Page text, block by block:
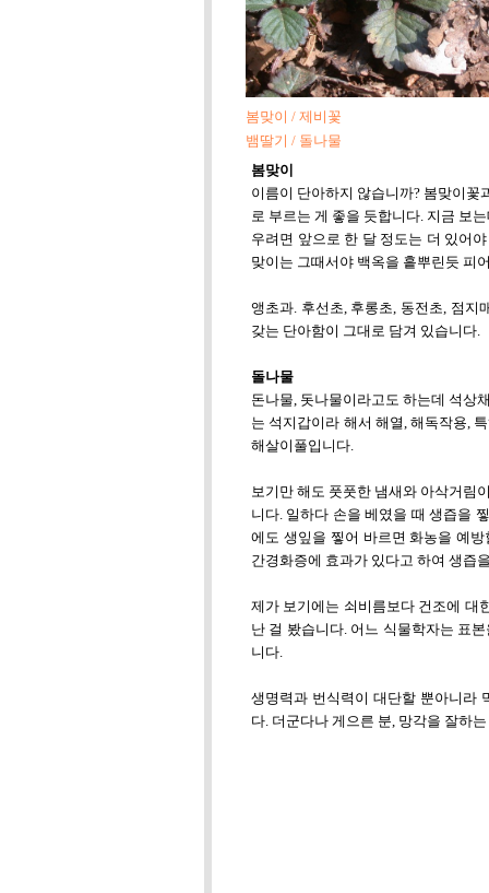
봄맞이 / 제비꽃
뱀딸기 / 돌나물
봄맞이
이름이 단아하지 않습니까? 봄맞이
로 부르는 게 좋을 듯합니다. 지금 보
우려면 앞으로 한 달 정도는 더 있어
맞이는 그때서야 백옥을 흩뿌린듯 피
앵초과. 후선초, 후롱초, 동전초, 점지
갖는 단아함이 그대로 담겨 있습니다.
돌나물
돈나물, 돗나물이라고도 하는데 석상
는 석지갑이라 해서 해열, 해독작용,
해살이풀입니다.
보기만 해도 풋풋한 냄새와 아삭거림
니다. 일하다 손을 베였을 때 생즙을
에도 생잎을 찧어 바르면 화농을 예
간경화증에 효과가 있다고 하여 생즙
제가 보기에는 쇠비름보다 건조에 대
난 걸 봤습니다. 어느 식물학자는 표
니다.
생명력과 번식력이 대단할 뿐아니라
다. 더군다나 게으른 분, 망각을 잘하